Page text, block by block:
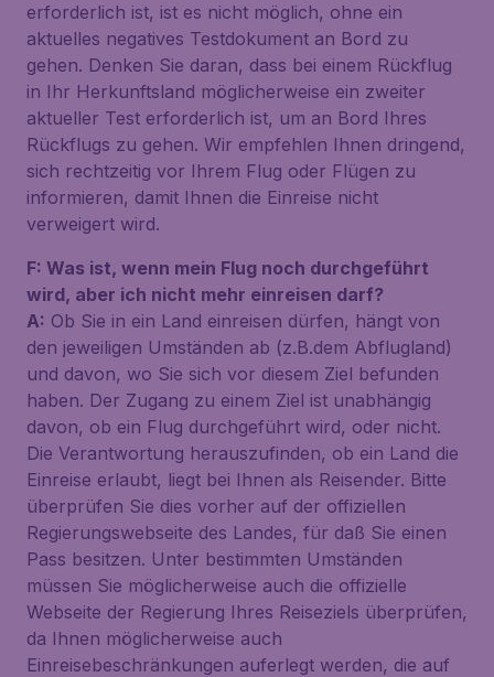
erforderlich ist, ist es nicht möglich, ohne ein
aktuelles negatives Testdokument an Bord zu
gehen. Denken Sie daran, dass bei einem Rückflug
in Ihr Herkunftsland möglicherweise ein zweiter
aktueller Test erforderlich ist, um an Bord Ihres
Rückflugs zu gehen. Wir empfehlen Ihnen dringend,
sich rechtzeitig vor Ihrem Flug oder Flügen zu
informieren, damit Ihnen die Einreise nicht
verweigert wird.
F: Was ist, wenn mein Flug noch durchgeführt
wird, aber ich nicht mehr einreisen darf?
A: Ob Sie in ein Land einreisen dürfen, hängt von
den jeweiligen Umständen ab (z.B.dem Abflugland)
und davon, wo Sie sich vor diesem Ziel befunden
haben. Der Zugang zu einem Ziel ist unabhängig
davon, ob ein Flug durchgeführt wird, oder nicht.
Die Verantwortung herauszufinden, ob ein Land die
Einreise erlaubt, liegt bei Ihnen als Reisender. Bitte
überprüfen Sie dies vorher auf der offiziellen
Regierungswebseite des Landes, für daß Sie einen
Pass besitzen. Unter bestimmten Umständen
müssen Sie möglicherweise auch die offizielle
Webseite der Regierung Ihres Reiseziels überprüfen,
da Ihnen möglicherweise auch
Einreisebeschränkungen auferlegt werden, die auf